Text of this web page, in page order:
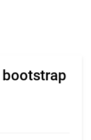
bootstrap